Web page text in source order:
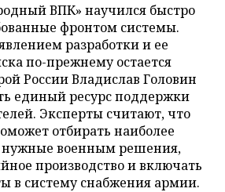
ВПК» научился быстро
фронтом системы.
разработки и ее
по-прежнему остается
России Владислав Головин
единый ресурс поддержки
Эксперты считают, что
отбирать наиболее
нужные военным решения,
производство и включать
в систему снабжения армии.